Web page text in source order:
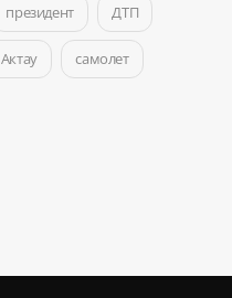
президент ДТП
Актау самолет